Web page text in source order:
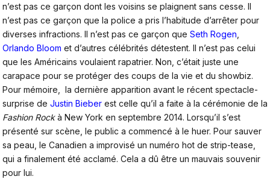
n’est pas ce garçon dont les voisins se plaignent sans cesse. Il
n’est pas ce garçon que la police a pris l’habitude d’arrêter pour
diverses infractions. Il n’est pas ce garçon que Seth Rogen
Orlando Bloom et d’autres célébrités détestent. Il n’est pas celui
que les Américains voulaient rapatrier. Non, c’était juste une
carapace pour se protéger des coups de la vie et du showbiz.
Pour mémoire, la dernière apparition avant le récent spectacle-
surprise de Justin Bieber est celle qu’il a faite à la cérémonie de la
Fashion Rockà New York en septembre 2014. Lorsqu’il s’est
présenté sur scène, le public a commencé à le huer. Pour sauver
sa peau, le Canadien a improvisé un numéro hot de strip-tease,
qui a finalement été acclamé. Cela a dû être un mauvais souvenir
pour lui.